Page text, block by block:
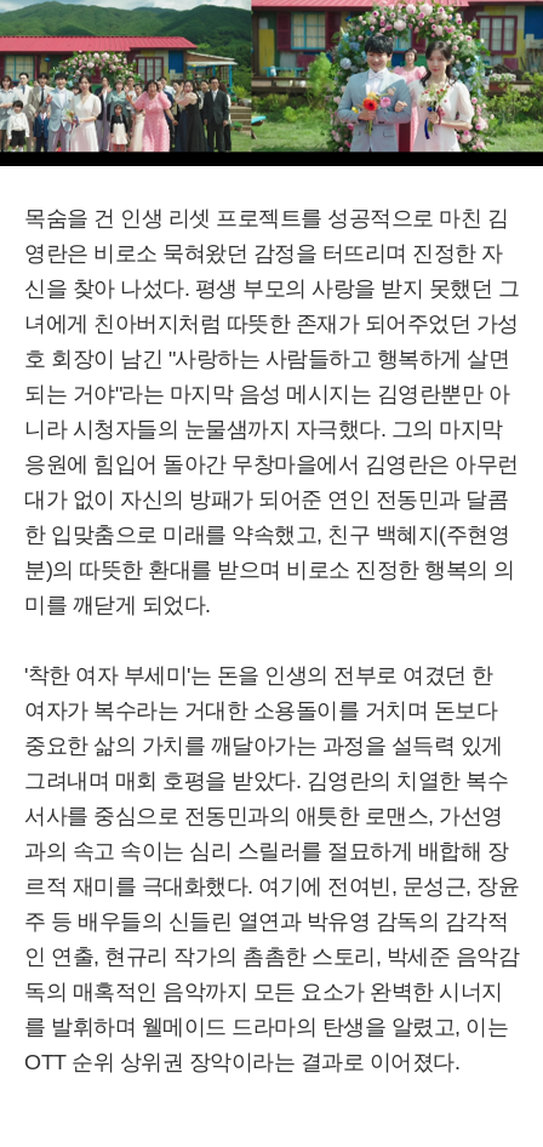
목숨을 건 인생 리셋 프로젝트를 성공적으로 마친 김
영란은 비로소 묵혀왔던 감정을 터뜨리며 진정한 자
신을 찾아 나섰다. 평생 부모의 사랑을 받지 못했던 그
녀에게 친아버지처럼 따뜻한 존재가 되어주었던 가성
호 회장이 남긴 "사랑하는 사람들하고 행복하게 살면
되는 거야"라는 마지막 음성 메시지는 김영란뿐만 아
니라 시청자들의 눈물샘까지 자극했다. 그의 마지막
응원에 힘입어 돌아간 무창마을에서 김영란은 아무런
대가 없이 자신의 방패가 되어준 연인 전동민과 달콤
한 입맞춤으로 미래를 약속했고, 친구 백혜지(주현영
분)의 따뜻한 환대를 받으며 비로소 진정한 행복의 의
미를 깨닫게 되었다.
'착한 여자 부세미'는 돈을 인생의 전부로 여겼던 한
여자가 복수라는 거대한 소용돌이를 거치며 돈보다
중요한 삶의 가치를 깨달아가는 과정을 설득력 있게
그려내며 매회 호평을 받았다. 김영란의 치열한 복수
서사를 중심으로 전동민과의 애틋한 로맨스, 가선영
과의 속고 속이는 심리 스릴러를 절묘하게 배합해 장
르적 재미를 극대화했다. 여기에 전여빈, 문성근, 장윤
주 등 배우들의 신들린 열연과 박유영 감독의 감각적
인 연출, 현규리 작가의 촘촘한 스토리, 박세준 음악감
독의 매혹적인 음악까지 모든 요소가 완벽한 시너지
를 발휘하며 웰메이드 드라마의 탄생을 알렸고, 이는
OTT 순위 상위권 장악이라는 결과로 이어졌다.